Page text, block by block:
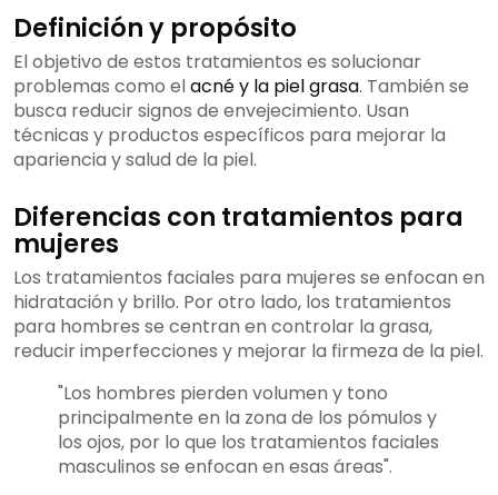
Definición y propósito
El objetivo de estos tratamientos es solucionar
problemas como elacné y la piel grasa. También se
busca reducir signos de envejecimiento. Usan
técnicas y productos específicos para mejorar la
apariencia y salud de la piel.
Diferencias con tratamientos para
mujeres
Los tratamientos faciales para mujeres se enfocan en
hidratación y brillo. Por otro lado, los tratamientos
para hombres se centran en controlar la grasa,
reducir imperfecciones y mejorar la firmeza de la piel.
"Los hombres pierden volumen y tono
principalmente en la zona de los pómulos y
los ojos, por lo que los tratamientos faciales
masculinos se enfocan en esas áreas".